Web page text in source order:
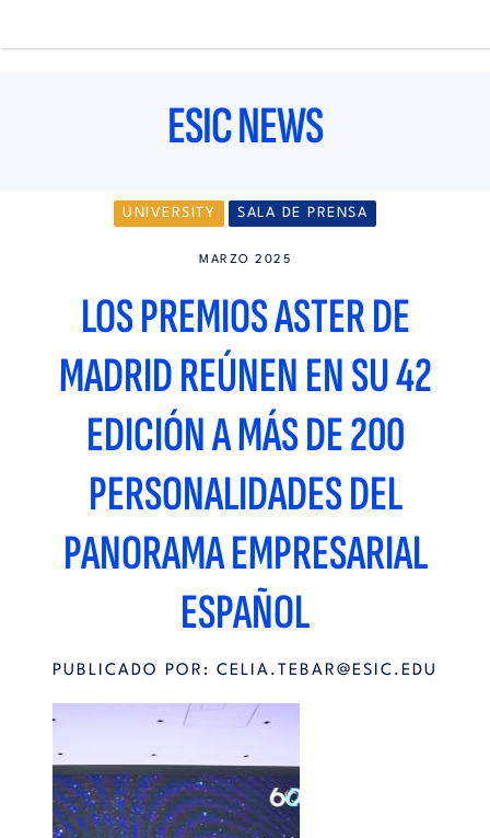
contenido
ESIC NEWS
UNIVERSITY SALA DE PRENSA
MARZO 2025
LOS PREMIOS ASTER DE
MADRID REÚNEN EN SU 42
EDICIÓN A MÁS DE 200
PERSONALIDADES DEL
PANORAMA EMPRESARIAL
ESPAÑOL
PUBLICADO POR: CELIA.TEBAR@ESIC.EDU